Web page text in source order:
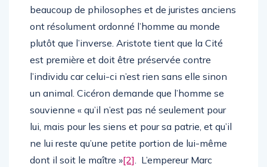
beaucoup de philosophes et de juristes anciens
ont résolument ordonné l’homme au monde
plutôt que l’inverse. Aristote tient que la Cité
est première et doit être préservée contre
l’individu car celui-ci n’est rien sans elle sinon
un animal. Cicéron demande que l’homme se
souvienne « qu’il n’est pas né seulement pour
lui, mais pour les siens et pour sa patrie, et qu’il
ne lui reste qu’une petite portion de lui-même
dont il soit le maître »[2]. L’empereur Marc